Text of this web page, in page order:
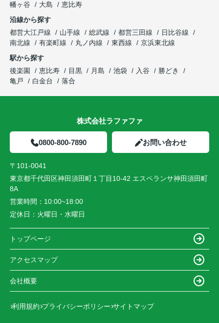
幡ヶ谷
大島
恵比寿
沿線から探す
都営大江戸線
山手線 総武線 都営三田線
日比谷線
南北線
有楽町線 丸ノ内線 東西線
京浜東北線
駅から探す
後楽園
恵比寿 目黒 月島 池袋 入谷
勝どき
亀戸
白金台 落合
株式会社ラファファ
0800-800-7890 お問い合わせ
〒101-0041
東京都千代田区神田須田町１丁目10-42 エスペランサ神田須田町
8A
営業時間： 10:00~18:00
定休日： 火曜日・水曜日
トップページ
アクセスマップ
会社概要
利用規約 プライバシーポリシー サイトマップ